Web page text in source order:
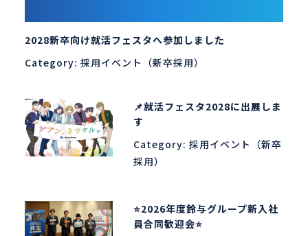
2028新卒向け就活フェスタへ参加しました
Category: 採用イベント（新卒採用）
📌就活フェスタ2028に出展しま
す
Category: 採用イベント（新卒
採用）
⭐2026年度鈴与グループ新入社
員合同歓迎会⭐